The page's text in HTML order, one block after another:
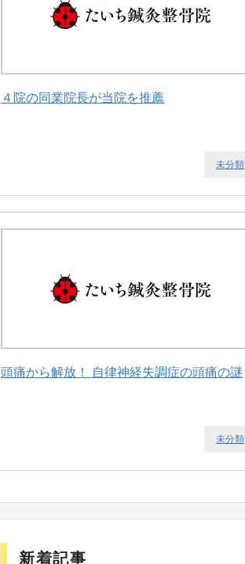
４院の同業院長が当院を推薦
未分類
頭痛から解放！ 自律神経失調症の頭痛の謎
未分類
新着記事